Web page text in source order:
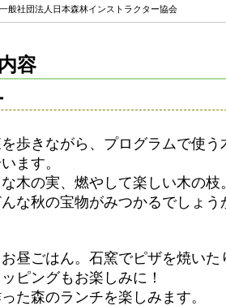
一般社団法人日本森林インストラクター協会
容
歩きながら、プログラムで使う
ます。
木の実、燃やして楽しい木の枝
な秋の宝物がみつかるでしょう
昼ごはん。石窯でピザを焼いた
ピングもお楽しみに！
た森のランチを楽しみます。